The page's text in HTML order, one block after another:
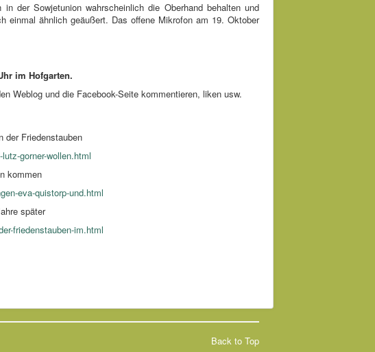
der Sowjetunion wahrscheinlich die Oberhand behalten und
einmal ähnlich geäußert. Das offene Mikrofon am 19. Oktober
im Hofgarten.
Weblog und die Facebook-Seite kommentieren, liken usw.
der Friedenstauben
gorner-wollen.html
kommen
eva-quistorp-und.html
später
friedenstauben-im.html
Back to Top